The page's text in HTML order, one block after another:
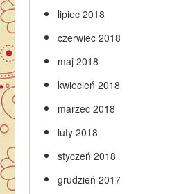
lipiec 2018
czerwiec 2018
maj 2018
kwiecień 2018
marzec 2018
luty 2018
styczeń 2018
grudzień 2017